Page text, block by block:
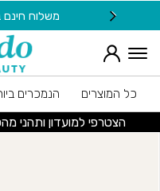
Skip to Content משלוח חינם
כל המוצרים הנמכרים
הצטרפי למועדון ותהני
בחזרה למעלה